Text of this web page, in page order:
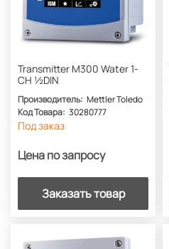
Transmitter M300 Water 1-
CH ½DIN
Производитель: Mettler Toledo
Код Товара: 30280777
Под заказ
Цена по запросу
Заказать товар